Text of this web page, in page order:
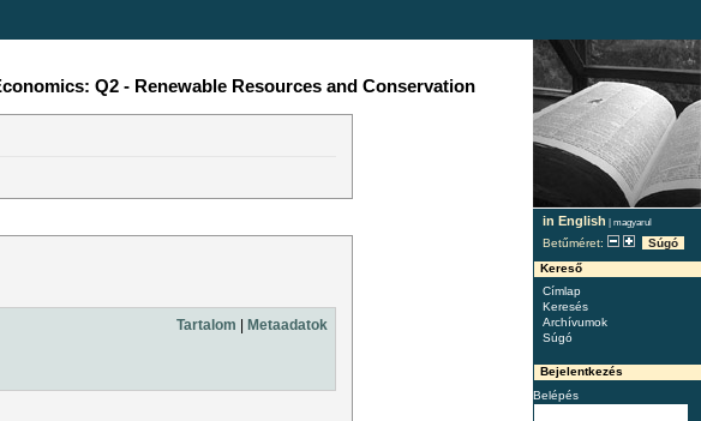
in English | magyarul
Betűméret:
Súgó
Kereső
Címlap
Keresés
Archívumok
Súgó
Bejelentkezés
Belépés
Q2 - Renewable Resources and Conservation
Tartalom | Metaadatok